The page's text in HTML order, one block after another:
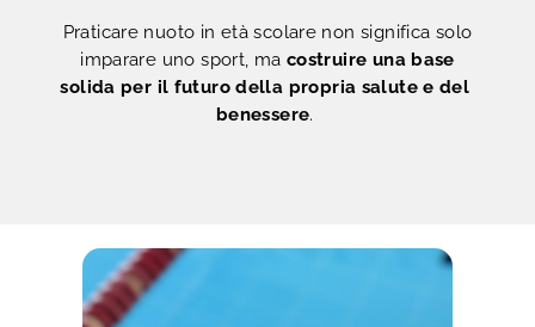
Praticare nuoto in età scolare non significa solo
imparare uno sport, ma costruire una base
solida per il futuro della propria salute e del
benessere.